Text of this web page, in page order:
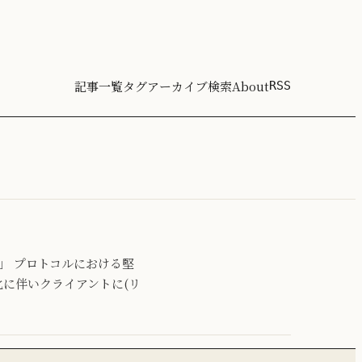
記事一覧タグアーカイブ検索AboutRSS
プロトコルにおける堅
伴いクライアントに(リ